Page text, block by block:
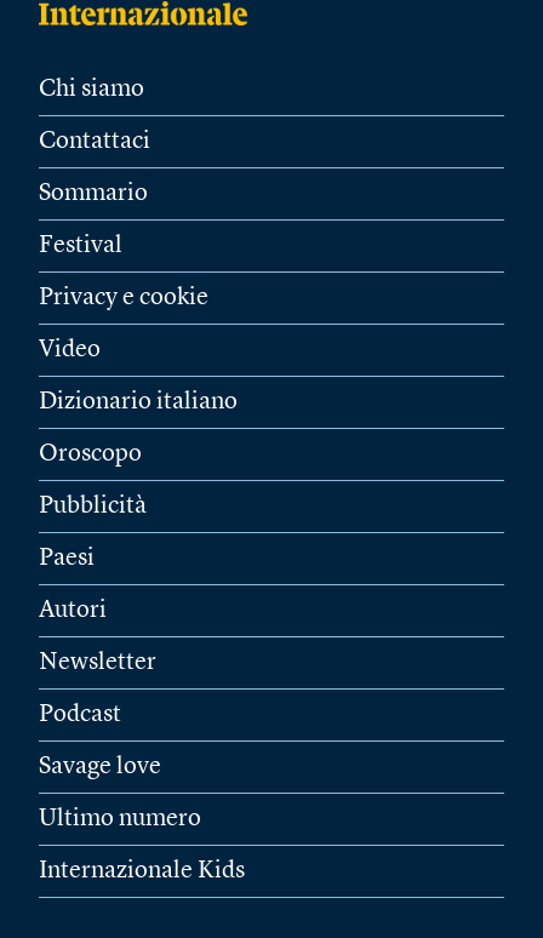
Chi siamo
Contattaci
Sommario
Festival
Privacy e cookie
Video
Dizionario italiano
Oroscopo
Pubblicità
Paesi
Autori
Newsletter
Podcast
Savage love
Ultimo numero
Internazionale Kids